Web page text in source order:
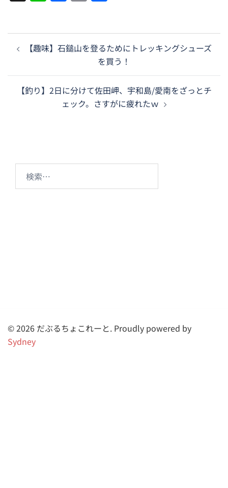
稿
【趣味】石鎚山を登るためにトレッキングシューズ
を買う！
【釣り】2日に分けて佐田岬、宇和島/愛南をざっとチ
ェック。さすがに疲れたｗ
© 2026 だぶるちょこれーと. Proudly powered by
Sydney